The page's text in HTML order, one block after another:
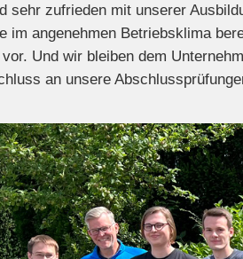
sehr zufrieden mit unserer
im angenehmen Betriebsklima
Und wir bleiben dem
an unsere